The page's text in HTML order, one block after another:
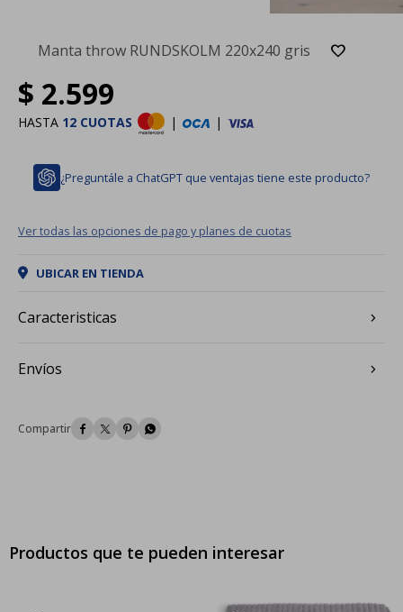
Manta throw RUNDSKOLM 220x240 gris
$ 2.599
HASTA 12 CUOTAS | |
¿Preguntále a ChatGPT que ventajas tiene este producto?
Ver todas las opciones de pago y planes de cuotas
UBICAR EN TIENDA
Caracteristicas
Envíos
   
Productos que te pueden interesar